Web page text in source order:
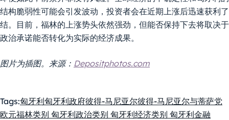
结构脆弱性可能会引发波动，投资者会在近期上涨后迅速获利了
结。目前，福林的上涨势头依然强劲，但能否保持下去将取决于
政治承诺能否转化为实际的经济成果。
图片为插图。来源： Depositphotos.com
Tags:匈牙利匈牙利政府彼得-马尼亚尔彼得-马尼亚尔与蒂萨党
欧元福林类别 匈牙利政治类别 匈牙利经济类别 匈牙利金融